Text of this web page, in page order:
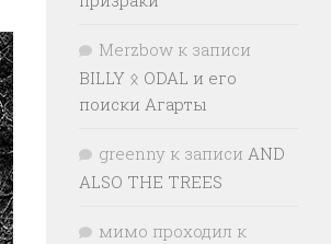
Merzbow к записи
BILLY ᛟ ODAL и его
поиски Агарты
greenny к записи AND
ALSO THE TREES
мимо проходил к